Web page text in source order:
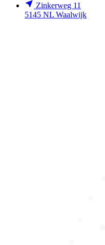
Zinkerweg 11
5145 NL Waalwijk